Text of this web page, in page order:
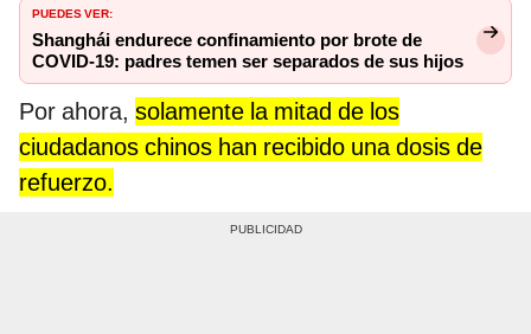
PUEDES VER:
Shanghái endurece confinamiento por brote de
COVID-19: padres temen ser separados de sus hijos
Por ahora, solamente la mitad de los
ciudadanos chinos han recibido una dosis de
refuerzo.